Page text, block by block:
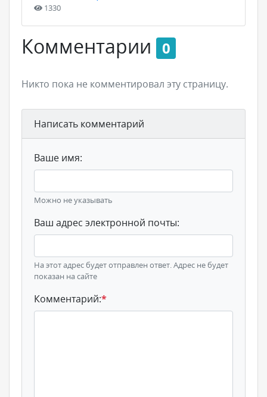
1330
Комментарии 0
Никто пока не комментировал эту страницу.
Написать комментарий
Ваше имя:
Можно не указывать
Ваш адрес электронной почты:
На этот адрес будет отправлен ответ. Адрес не будет
показан на сайте
Комментарий:*